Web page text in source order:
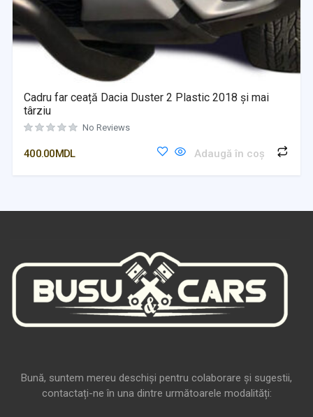
Cadru far ceață Dacia Duster 2 Plastic 2018 și mai
târziu
No Reviews
400.00MDL Adaugă în coș
Bună, suntem mereu deschiși pentru colaborare și sugestii,
contactați-ne în una dintre următoarele modalități: